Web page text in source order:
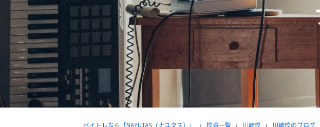
ボイトレなら「NAYUTAS（ナユタス）」 › 校舎一覧 › 川崎校 › 川崎校のブログ